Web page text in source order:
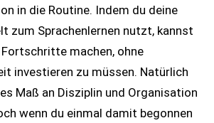
in die Routine. Indem du deine
zum Sprachenlernen nutzt, kannst
machen, ohne
investieren zu müssen. Natürlich
Maß an Disziplin und Organisation
wenn du einmal damit begonnen